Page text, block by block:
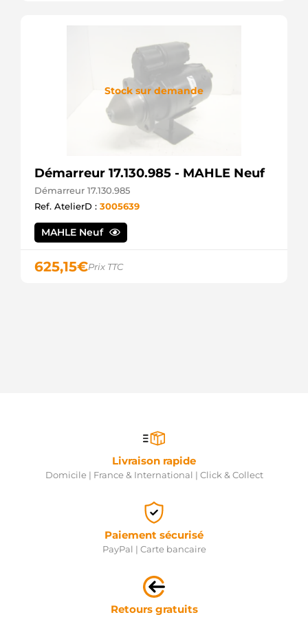
Stock sur demande
Démarreur 17.130.985 - MAHLE Neuf
Démarreur 17.130.985
Ref. AtelierD : 3005639
MAHLE Neuf
625,15€Prix TTC
Livraison rapide
Domicile | France & International | Click & Collect
Paiement sécurisé
PayPal | Carte bancaire
Retours gratuits